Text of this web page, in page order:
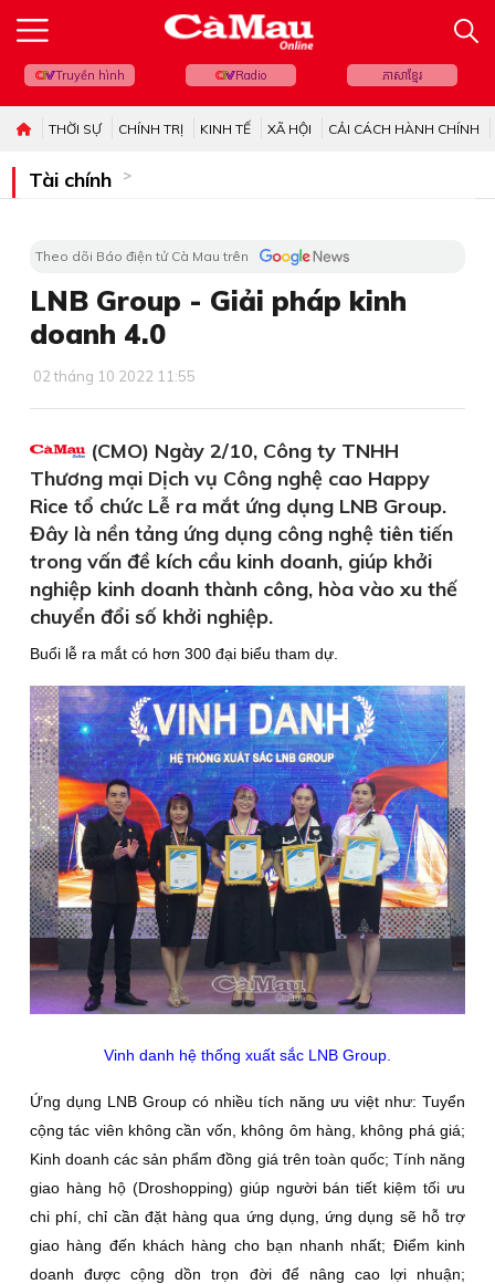
Truyền hình Radio ភាសាខ្មែរ
THỜI SỰ CHÍNH TRỊ KINH TẾ XÃ HỘI CẢI CÁCH HÀNH CHÍNH
Tài chính
Theo dõi Báo điện tử Cà Mau trên
LNB Group - Giải pháp kinh
doanh 4.0
02 tháng 10 2022 11:55
(CMO) Ngày 2/10, Công ty TNHH
Thương mại Dịch vụ Công nghệ cao Happy
Rice tổ chức Lễ ra mắt ứng dụng LNB Group.
Đây là nền tảng ứng dụng công nghệ tiên tiến
trong vấn đề kích cầu kinh doanh, giúp khởi
nghiệp kinh doanh thành công, hòa vào xu thế
chuyển đổi số khởi nghiệp.
Buổi lễ ra mắt có hơn 300 đại biểu tham dự.
Vinh danh hệ thống xuất sắc LNB Group.
Ứng dụng LNB Group có nhiều tích năng ưu việt như: Tuyển
cộng tác viên không cần vốn, không ôm hàng, không phá giá;
Kinh doanh các sản phẩm đồng giá trên toàn quốc; Tính năng
giao hàng hộ (Droshopping) giúp người bán tiết kiệm tối ưu
chi phí, chỉ cần đặt hàng qua ứng dụng, ứng dụng sẽ hỗ trợ
giao hàng đến khách hàng cho bạn nhanh nhất; Điểm kinh
doanh được cộng dồn trọn đời để nâng cao lợi nhuận;